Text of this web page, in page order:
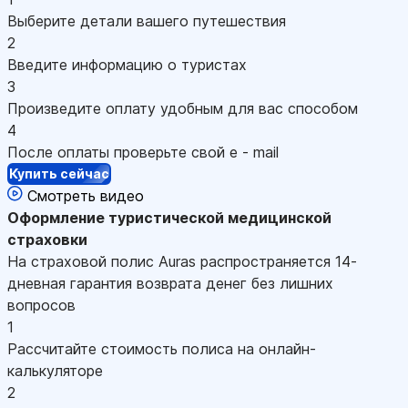
Выберите детали вашего путешествия
2
Введите информацию о туристах
3
Произведите оплату удобным для вас способом
4
После оплаты проверьте свой e - mail
Купить сейчас
Смотреть видео
Оформление туристической медицинской
страховки
На страховой полис Auras распространяется 14-
дневная гарантия возврата денег без лишних
вопросов
1
Рассчитайте стоимость полиса на онлайн-
калькуляторе
2